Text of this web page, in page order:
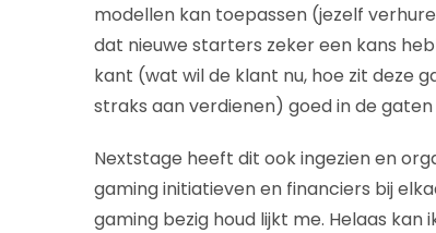
modellen kan toepassen (jezelf
dat nieuwe starters zeker een kans
kant (wat wil de klant nu, hoe zit deze
straks aan verdienen) goed in de gaten
Nextstage heeft dit ook ingezien en
gaming initiatieven en financiers bij
gaming bezig houd lijkt me. Helaas kan